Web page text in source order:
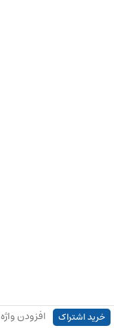
خرید اشتراک افزودن واژه